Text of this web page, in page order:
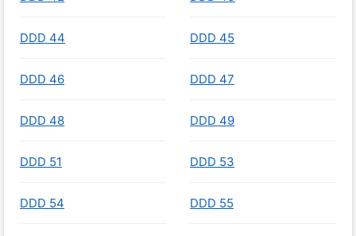
DDD 44 DDD 45
DDD 46 DDD 47
DDD 48 DDD 49
DDD 51 DDD 53
DDD 54 DDD 55